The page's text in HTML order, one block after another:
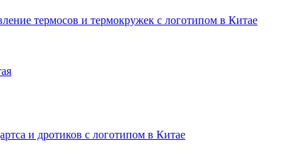
термосов и термокружек с логотипом в Китае
и дротиков с логотипом в Китае